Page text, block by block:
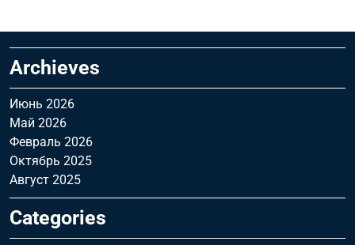
Archieves
Июнь 2026
Май 2026
Февраль 2026
Октябрь 2025
Август 2025
Categories